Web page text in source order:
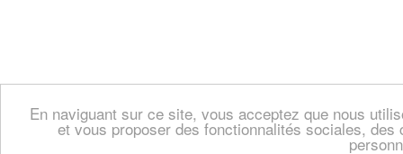
En naviguant sur ce site, vous acceptez que nous
et vous proposer des fonctionnalités sociales,